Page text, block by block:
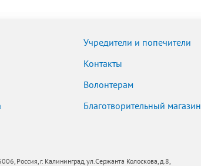
Учредители и попечители
Контакты
Волонтерам
Благотворительный магазин
Россия, г. Калининград, ул.Сержанта Колоскова, д.8,